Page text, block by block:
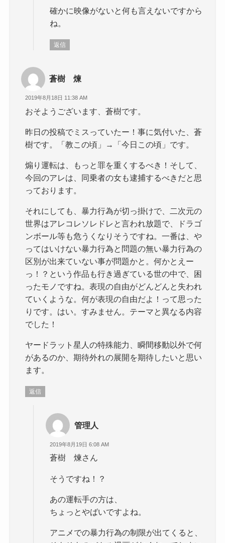
確かに映像がないと何も言えないですから
ね。
返信
蒼樹 煉
2019年8月18日 11:38 AM
おそようございます、蒼樹です。
昨日の投稿でミスっていたー！事に気付いた、蒼
樹です。「教この頃」→「今日この頃」です。
煽り運転は、もっと罪を重くするべき！そして、
今回のアレは、同乗者の女も逮捕するべきだと思
っております。
それにしても、暴力行為が切っ掛けで、二次元の
世界はアレコレソレドレと言われ放題で、ドラゴ
ンボール等も危うくなりそうですね。一番は、や
ってはいけない暴力行為と問題の無い暴力行為の
区別が出来ていない事が問題かと。何かとえー
っ！？という作品も行き過ぎている世の中で、困
ったモノですね。表現の自由がどんどんと失われ
ていくような。何が表現の自由だよ！って思った
りです。はい。すみません。テーマと異なる内容
でした！
ヤードラット星人の特殊能力、瞬間移動以外で何
があるのか、期待外れの展開を期待したいと思い
ます。
返信
管理人
2019年8月19日 6:08 AM
蒼樹 煉さん
そうですね！？
あの運転手の方は、
ちょっとやばいですよね。
アニメでの暴力行為の制限が出てくると、